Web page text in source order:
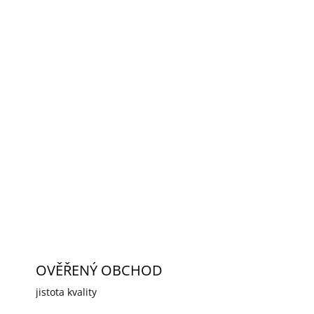
OVĚŘENÝ OBCHOD
jistota kvality